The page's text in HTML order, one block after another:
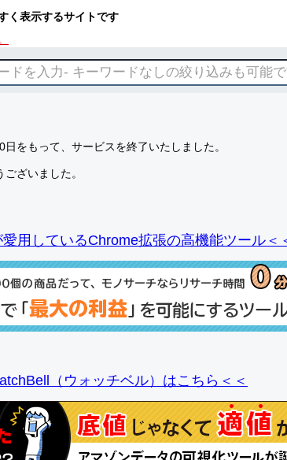
く表示するサイトです
をもって、サービスを終了いたしました。
ざいました。
用しているChrome拡張の高機能ツール＜
（ウォッチベル）はこちら＜＜